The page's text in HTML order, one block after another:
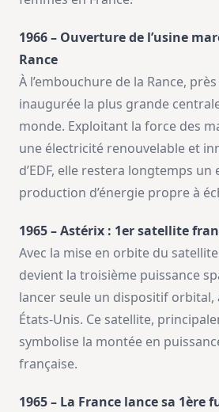
1966 – Ouverture de l’usine
Rance
À l’embouchure de la Rance,
inaugurée la plus grande
monde. Exploitant la force des
une électricité renouvelable et
d’EDF, elle restera longtemps
production d’énergie propre à
1965 – Astérix : 1er satellite
Avec la mise en orbite du
devient la troisième puissance
lancer seule un dispositif orbital,
États-Unis. Ce satellite,
symbolise la montée en
française.
1965 – La France lance sa 1ère